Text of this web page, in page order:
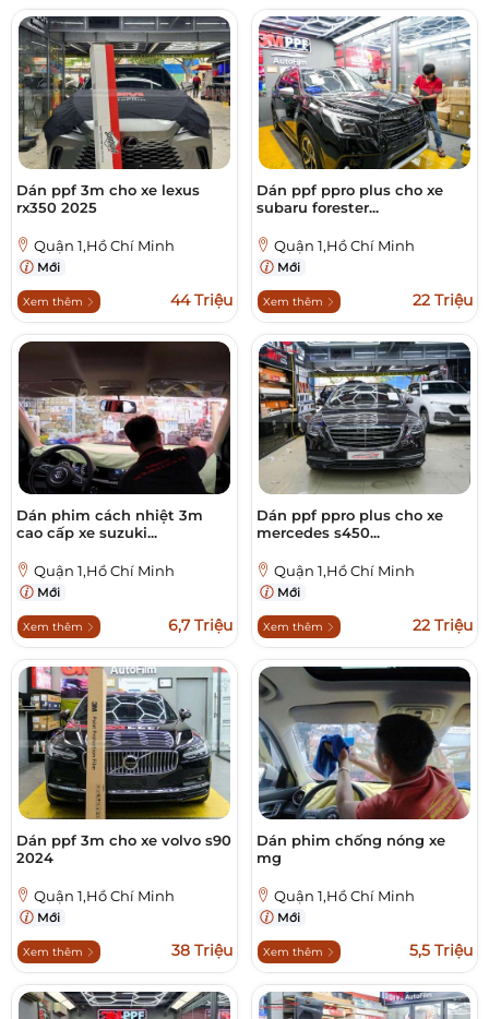
Dán ppf 3m cho xe lexus
rx350 2025
Quận 1,Hồ Chí Minh
Mới
Xem thêm 44 Triệu
Dán ppf ppro plus cho xe
subaru forester...
Quận 1,Hồ Chí Minh
Mới
Xem thêm 22 Triệu
Dán phim cách nhiệt 3m
cao cấp xe suzuki...
Quận 1,Hồ Chí Minh
Mới
Xem thêm 6,7 Triệu
Dán ppf ppro plus cho xe
mercedes s450...
Quận 1,Hồ Chí Minh
Mới
Xem thêm 22 Triệu
Dán ppf 3m cho xe volvo s90
2024
Quận 1,Hồ Chí Minh
Mới
Xem thêm 38 Triệu
Dán phim chống nóng xe
mg
Quận 1,Hồ Chí Minh
Mới
Xem thêm 5,5 Triệu